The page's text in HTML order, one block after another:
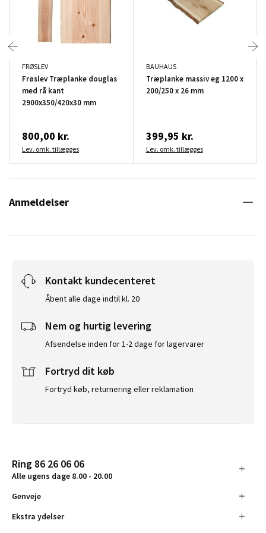
FRØSLEV
Frøslev Træplanke douglas
med rå kant
2900x350/420x30 mm
800,00 kr.
Lev. omk. tillægges
BAUHAUS
Træplanke massiv eg 1200 x
200/250 x 26 mm
399,95 kr.
Lev. omk. tillægges
Anmeldelser
Kontakt kundecenteret
Åbent alle dage indtil kl. 20
Nem og hurtig levering
Afsendelse inden for 1-2 dage for lagervarer
Fortryd dit køb
Fortryd køb, returnering eller reklamation
Ring 86 26 06 06
Alle ugens dage 8.00 - 20.00
Genveje
Ekstra ydelser